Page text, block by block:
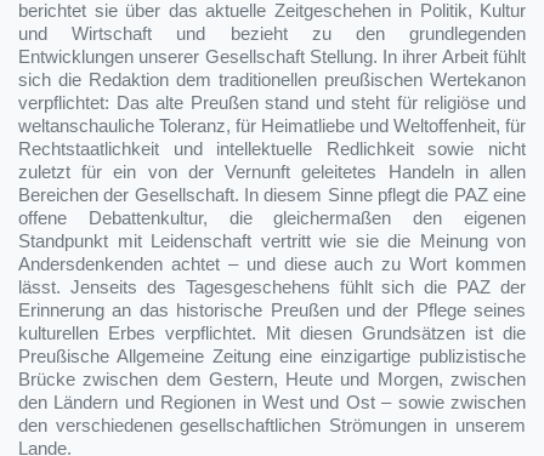
berichtet sie über das aktuelle Zeitgeschehen in Politik, Kultur
und Wirtschaft und bezieht zu den grundlegenden
Entwicklungen unserer Gesellschaft Stellung. In ihrer Arbeit fühlt
sich die Redaktion dem traditionellen preußischen Wertekanon
verpflichtet: Das alte Preußen stand und steht für religiöse und
weltanschauliche Toleranz, für Heimatliebe und Weltoffenheit, für
Rechtstaatlichkeit und intellektuelle Redlichkeit sowie nicht
zuletzt für ein von der Vernunft geleitetes Handeln in allen
Bereichen der Gesellschaft. In diesem Sinne pflegt die PAZ eine
offene Debattenkultur, die gleichermaßen den eigenen
Standpunkt mit Leidenschaft vertritt wie sie die Meinung von
Andersdenkenden achtet – und diese auch zu Wort kommen
lässt. Jenseits des Tagesgeschehens fühlt sich die PAZ der
Erinnerung an das historische Preußen und der Pflege seines
kulturellen Erbes verpflichtet. Mit diesen Grundsätzen ist die
Preußische Allgemeine Zeitung eine einzigartige publizistische
Brücke zwischen dem Gestern, Heute und Morgen, zwischen
den Ländern und Regionen in West und Ost – sowie zwischen
den verschiedenen gesellschaftlichen Strömungen in unserem
Lande.